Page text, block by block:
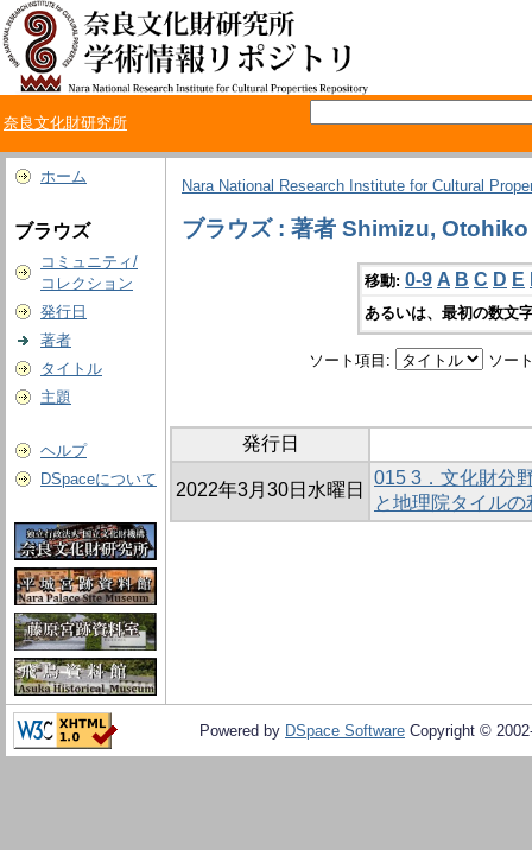
奈良文化財研究所
ホーム
ブラウズ
コミュニティ/
コレクション
発行日
著者
タイトル
主題
ヘルプ
DSpaceについて
Nara National Research Institute for Cultural
ブラウズ : 著者 Shimizu, Otohiko
移動: 0-9 A B C D E
あるいは、最初の数文
ソート項目: ソー
発行日
2022年3月30日水曜日
015 3．文化財分
と地理院タイルの
Powered by DSpace Software Copyright ©